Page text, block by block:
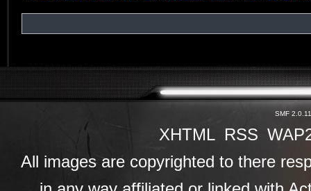
SMF 2.0.11
XHTML RSS
All images are copyrighted to there